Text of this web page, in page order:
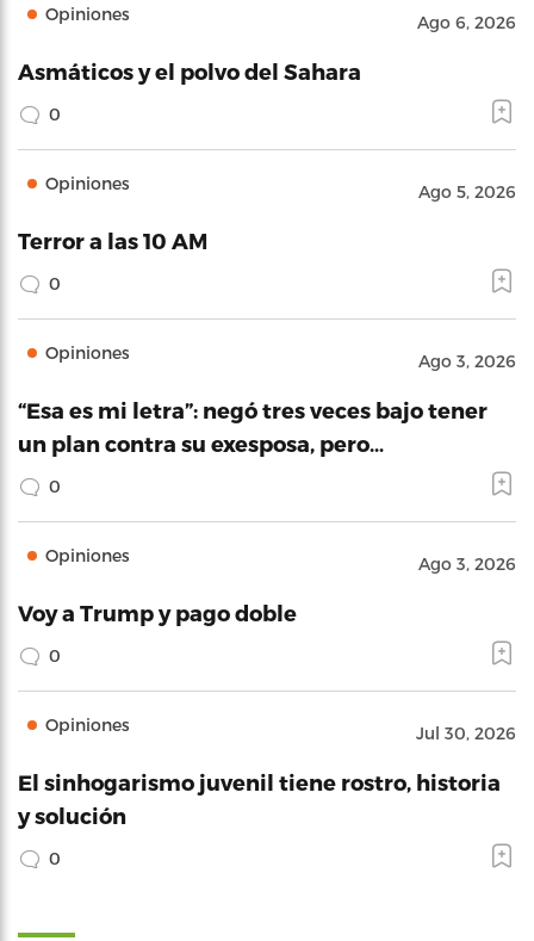
Opiniones Ago 6, 2026
Asmáticos y el polvo del Sahara
0
Opiniones Ago 5, 2026
Terror a las 10 AM
0
Opiniones Ago 3, 2026
“Esa es mi letra”: negó tres veces bajo tener
un plan contra su exesposa, pero…
0
Opiniones Ago 3, 2026
Voy a Trump y pago doble
0
Opiniones Jul 30, 2026
El sinhogarismo juvenil tiene rostro, historia
y solución
0